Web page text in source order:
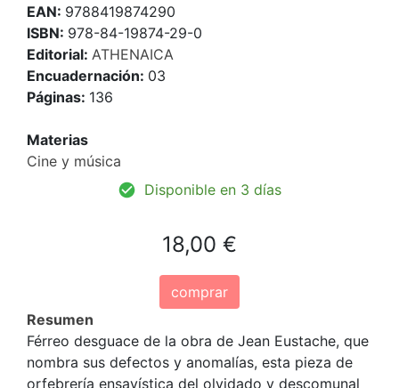
EAN: 9788419874290
ISBN: 978-84-19874-29-0
Editorial: ATHENAICA
Encuadernación: 03
Páginas: 136
Materias
Cine y música
Disponible en 3 días
18,00 €
comprar
Resumen
Férreo desguace de la obra de Jean Eustache, que
nombra sus defectos y anomalías, esta pieza de
orfebrería ensayística del olvidado y descomunal